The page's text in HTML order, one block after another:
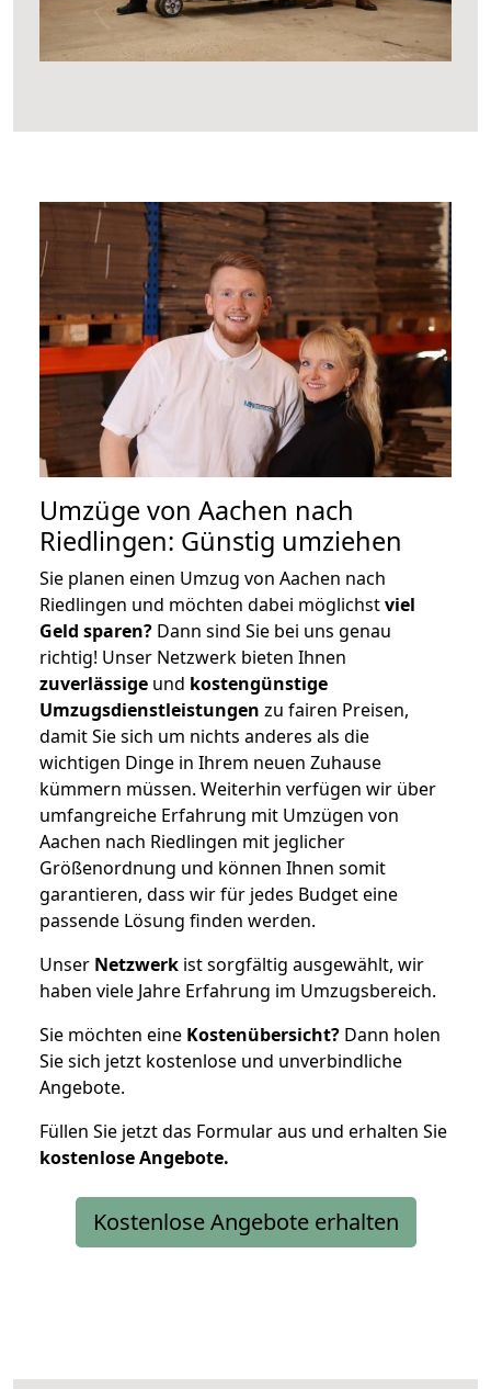
Umzüge von Aachen nach
Riedlingen: Günstig umziehen
Sie planen einen Umzug von Aachen nach
Riedlingen und möchten dabei möglichstviel
Geld sparen? Dann sind Sie bei uns genau
richtig! Unser Netzwerk bieten Ihnen
zuverlässige und kostengünstige
Umzugsdienstleistungen zu fairen Preisen,
damit Sie sich um nichts anderes als die
wichtigen Dinge in Ihrem neuen Zuhause
kümmern müssen. Weiterhin verfügen wir über
umfangreiche Erfahrung mit Umzügen von
Aachen nach Riedlingen mit jeglicher
Größenordnung und können Ihnen somit
garantieren, dass wir für jedes Budget eine
passende Lösung finden werden.
Unser Netzwerk ist sorgfältig ausgewählt, wir
haben viele Jahre Erfahrung im Umzugsbereich.
Sie möchten eine Kostenübersicht? Dann holen
Sie sich jetzt kostenlose und unverbindliche
Angebote.
Füllen Sie jetzt das Formular aus und erhalten Sie
kostenloseAngebote.
Kostenlose Angebote erhalten